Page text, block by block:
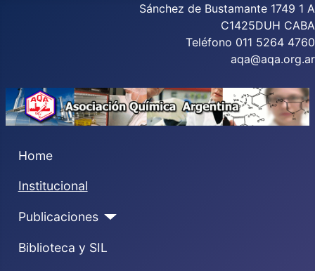
Sánchez de Bustamante 1749 1 A
C1425DUH CABA
Teléfono 011 5264 4760
aqa@aqa.org.ar
Home
Institucional
Publicaciones
Biblioteca y SIL